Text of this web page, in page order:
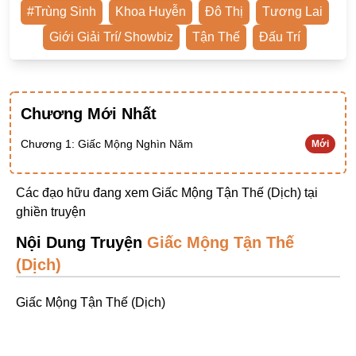
Ngược Nam
Tiên Hiệp
Ngược Luyến Tàn Tâm
Thức Tỉnh Nhân Vật
Học Bá
OE
Bình Luận Cốt Truyện
#Trùng Sinh Khoa Huyễn Đô Thị
Tương Lai
Giới Giải Trí/ Showbiz
Tận Thế Đấu Trí
Chương Mới Nhất
Chương 1: Giấc Mộng Nghìn Năm Mới
Các đạo hữu đang xem Giấc Mộng Tận Thế (Dịch) tại
ghiền truyện
Nội Dung Truyện Giấc Mộng Tận Thế
(Dịch)
Giấc Mộng Tận Thế (Dịch)